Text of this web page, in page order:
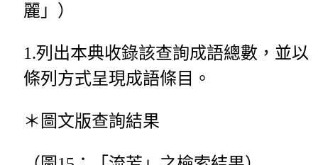
麗」）
1.列出本典收錄該查詢成語總數，並以
條列方式呈現成語條目。
＊圖文版查詢結果